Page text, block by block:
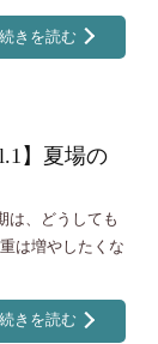
続きを読む
】夏場の
は、どうしても
は増やしたくな
続きを読む